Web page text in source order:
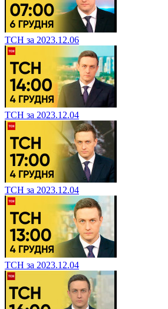
ТСН за 2023.12.06
ТСН за 2023.12.04
ТСН за 2023.12.04
ТСН за 2023.12.04